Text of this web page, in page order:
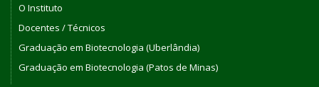
O Instituto
Docentes / Técnicos
Graduação em Biotecnologia (Uberlândia)
Graduação em Biotecnologia (Patos de Minas)